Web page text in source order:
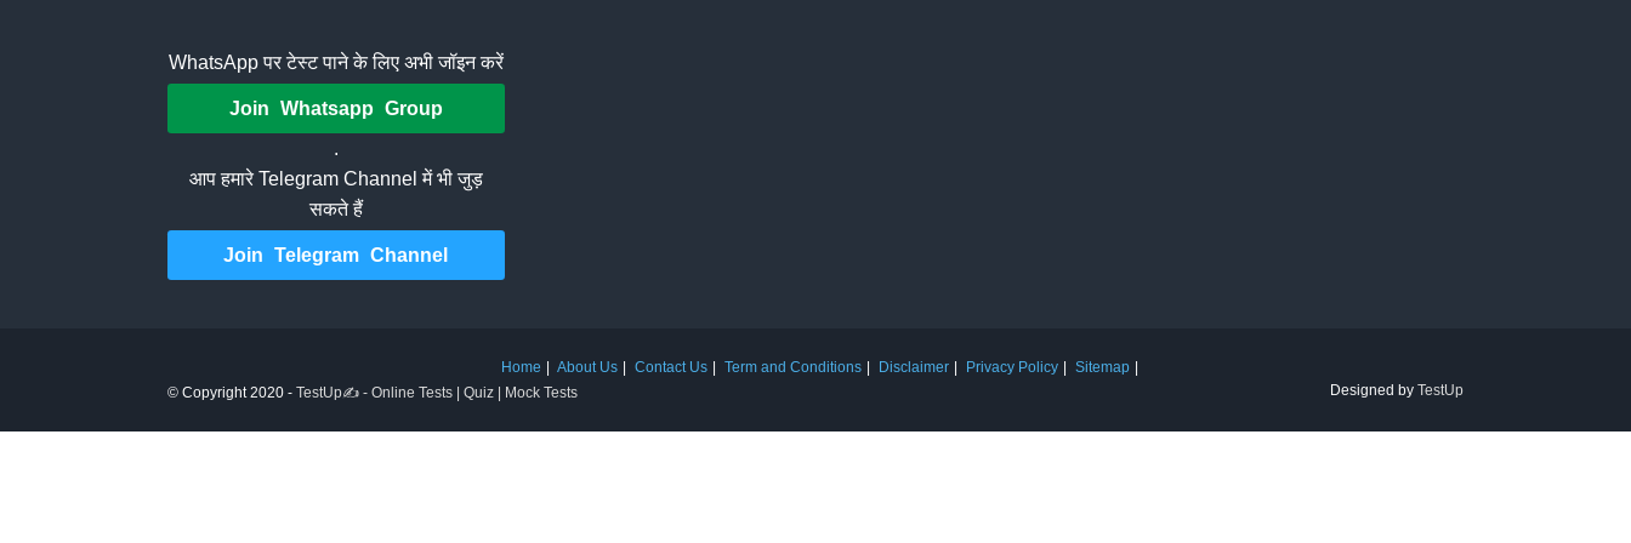
WhatsApp पर टेस्ट पाने के लिए अभी जॉइन करें
Join Whatsapp Group
.
आप हमारे Telegram Channel में भी जुड़
सकते हैं
Join Telegram Channel
Home About Us Contact Us Term and Conditions Disclaimer Privacy Policy
Sitemap
© Copyright 2020 - TestUp✍️ - Online Tests | Quiz | Mock Tests Designed by TestUp